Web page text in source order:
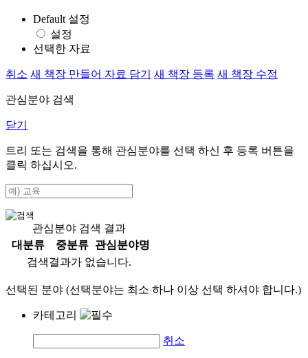
Default 설정
설정
선택한 자료
취소 새 책장 만들어 자료 담기 새 책장 등록 새 책장 수정
관심분야 검색
닫기
트리 또는 검색을 통해 관심분야를 선택 하신 후 등록 버튼을
클릭 하십시오.
관심분야 검색 결과
대분류
중분류
관심분야명
검색결과가 없습니다.
선택된 분야 (선택분야는 최소 하나 이상 선택 하셔야 합니다.)
카테고리
취소